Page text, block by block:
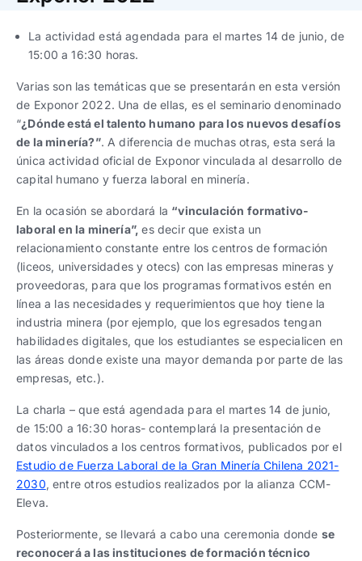
Trabaja con nosotros
Ver todo
Español|English
Ver todas
Español|English
Ver todas
Español|English
Ver todos
Español|English
La actividad está agendada para el martes 14 de junio, de
15:00 a 16:30 horas.
Varias son las temáticas que se presentarán en esta versión
de Exponor 2022. Una de ellas, es el seminario denominado
“¿Dónde está el talento humano para los nuevos desafíos
de la minería?”. A diferencia de muchas otras, esta será la
única actividad oficial de Exponor vinculada al desarrollo de
capital humano y fuerza laboral en minería.
En la ocasión se abordará la “vinculación formativo-
laboral en la minería”,es decir que exista un
relacionamiento constante entre los centros de formación
(liceos, universidades y otecs) con las empresas mineras y
proveedoras, para que los programas formativos estén en
línea a las necesidades y requerimientos que hoy tiene la
industria minera (por ejemplo, que los egresados tengan
habilidades digitales, que los estudiantes se especialicen en
las áreas donde existe una mayor demanda por parte de las
empresas, etc.).
La charla – que está agendada para el martes 14 de junio,
de 15:00 a 16:30 horas- contemplará la presentación de
datos vinculados a los centros formativos, publicados por el
Estudio de Fuerza Laboral de la Gran Minería Chilena 2021-
2030, entre otros estudios realizados por la alianza CCM-
Eleva.
Posteriormente, se llevará a cabo una ceremonia donde se
reconocerá a las instituciones de formación técnico